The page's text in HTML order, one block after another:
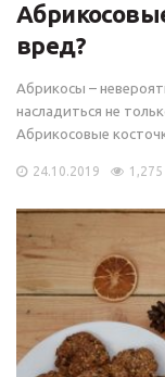
вред?
Абрикосы –
насладиться не
Абрикосовые
24.10.2019 1,275